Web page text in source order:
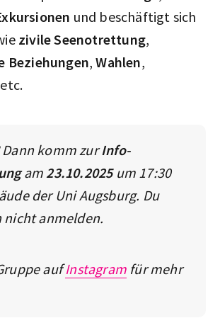
und beschäftigt sich
zivile Seenotrettung,
Beziehungen,Wahlen,
etc.
Dann komm zurInfo-
am 23.10.2025um 17:30
der Uni Augsburg. Du
nicht anmelden.
aufInstagram für mehr